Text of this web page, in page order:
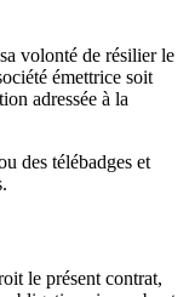
volonté de résilier le
émettrice soit
adressée à la
des télébadges et
le présent contrat,